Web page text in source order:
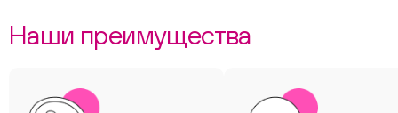
Наши преимущества